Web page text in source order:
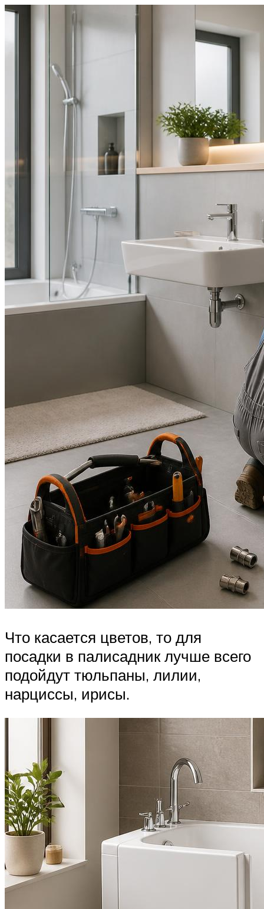
Что касается цветов, то для
посадки в палисадник лучше всего
подойдут тюльпаны, лилии,
нарциссы, ирисы.